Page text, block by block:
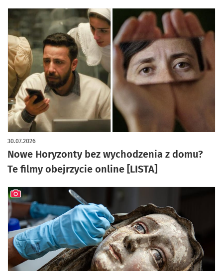
Nowe Horyzonty bez wychodzenia z domu?
Te filmy obejrzycie online [LISTA]
30.07.2026